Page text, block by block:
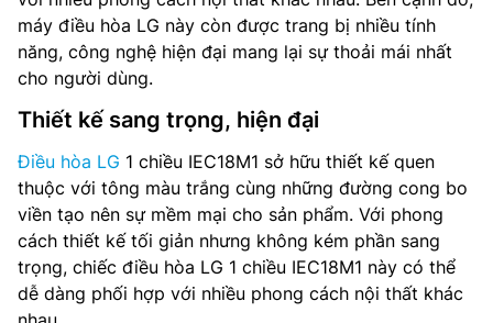
Kích thước dàn lạnh (RxCxS): 998x345x210 mm
Trọng lượng dàn lạnh: 10.8 kg
Trọng lượng dàn nóng: 27.5 kg
Kích thước đường ống (lỏng/gas): – mm
Nơi sản xuất: Thái Lan
Hãng sản xuất: LG
máy điều hòa LG này còn được trang bị nhiều tính
năng, công nghệ hiện đại mang lại sự thoải mái nhất
cho người dùng.
Thiết kế sang trọng, hiện đại
Điều hòa LG 1 chiều IEC18M1 sở hữu thiết kế quen
thuộc với tông màu trắng cùng những đường cong bo
viền tạo nên sự mềm mại cho sản phẩm. Với phong
cách thiết kế tối giản nhưng không kém phần sang
trọng, chiếc điều hòa LG 1 chiều IEC18M1 này có thể
dễ dàng phối hợp với nhiều phong cách nội thất khác